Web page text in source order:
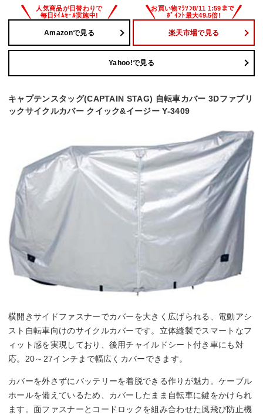
Amazonで見る 楽天市場で見る
Yahoo!で見る
キャプテンスタッグ(CAPTAIN STAG) 自転車カバー 3Dファブリ
ックサイクルカバー クイック&イージー Y-3409
横開きサイドファスナーでカバーを大きく広げられる、電動アシ
スト自転車向けのサイクルカバーです。立体縫製でスマートなフ
ィット感を実現しており、後用チャイルドシート付き車にも対
応。20～27インチまで幅広くカバーできます。
カバーを外さずにバッテリーを着脱できる作りが魅力。ケーブル
ホールを備えているため、カバーしたまま自転車に鍵をかけられ
ます。面ファスナーとコードロックを組み合わせた風飛び防止機